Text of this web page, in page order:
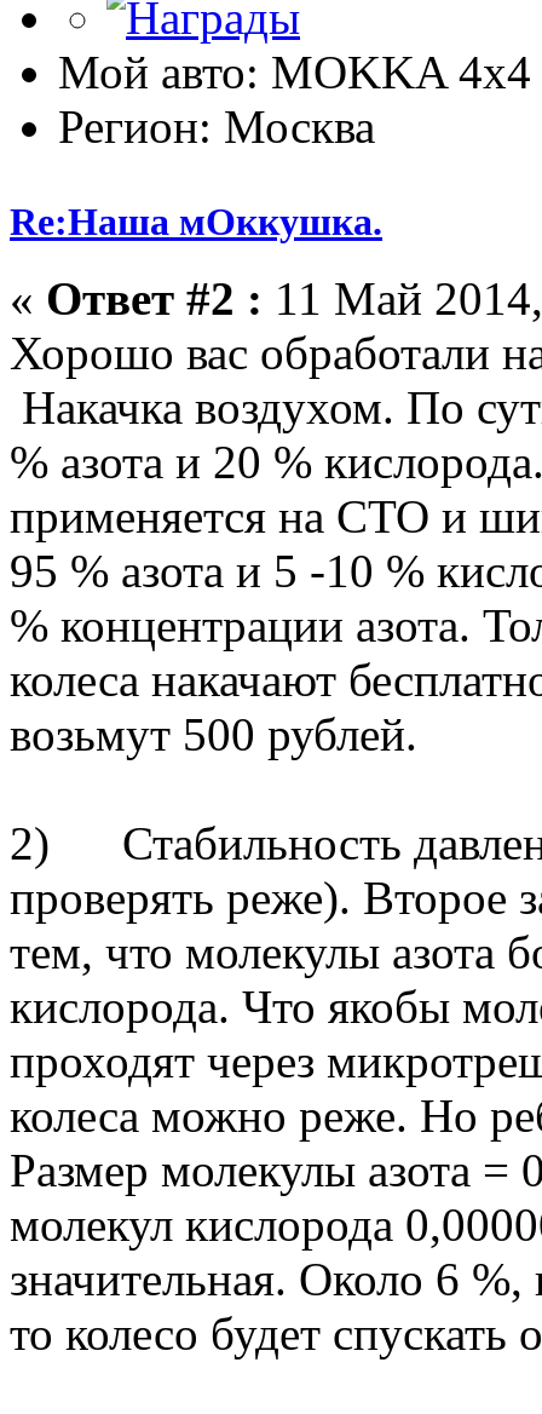
Мой авто: MOKKA 4x4
Регион: Москва
Re:Наша мОккушка.
« Ответ #2 : 11 Май
Хорошо вас обработали
Накачка воздухом. По
% азота и 20 %
применяется на СТО и
95 % азота и 5 -10 %
% концентрации азота.
колеса накачают
возьмут 500 рублей.
2) Стабильность
проверять реже). Второе
тем, что молекулы азота
кислорода. Что якобы
проходят через
колеса можно реже. Но
Размер молекулы азота =
молекул кислорода
значительная. Около 6
то колесо будет спускать